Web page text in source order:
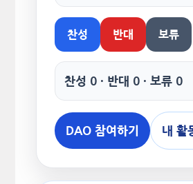
찬성 반대 보류
찬성 0 · 반대 0 · 보류 0
DAO 참여하기 내 활